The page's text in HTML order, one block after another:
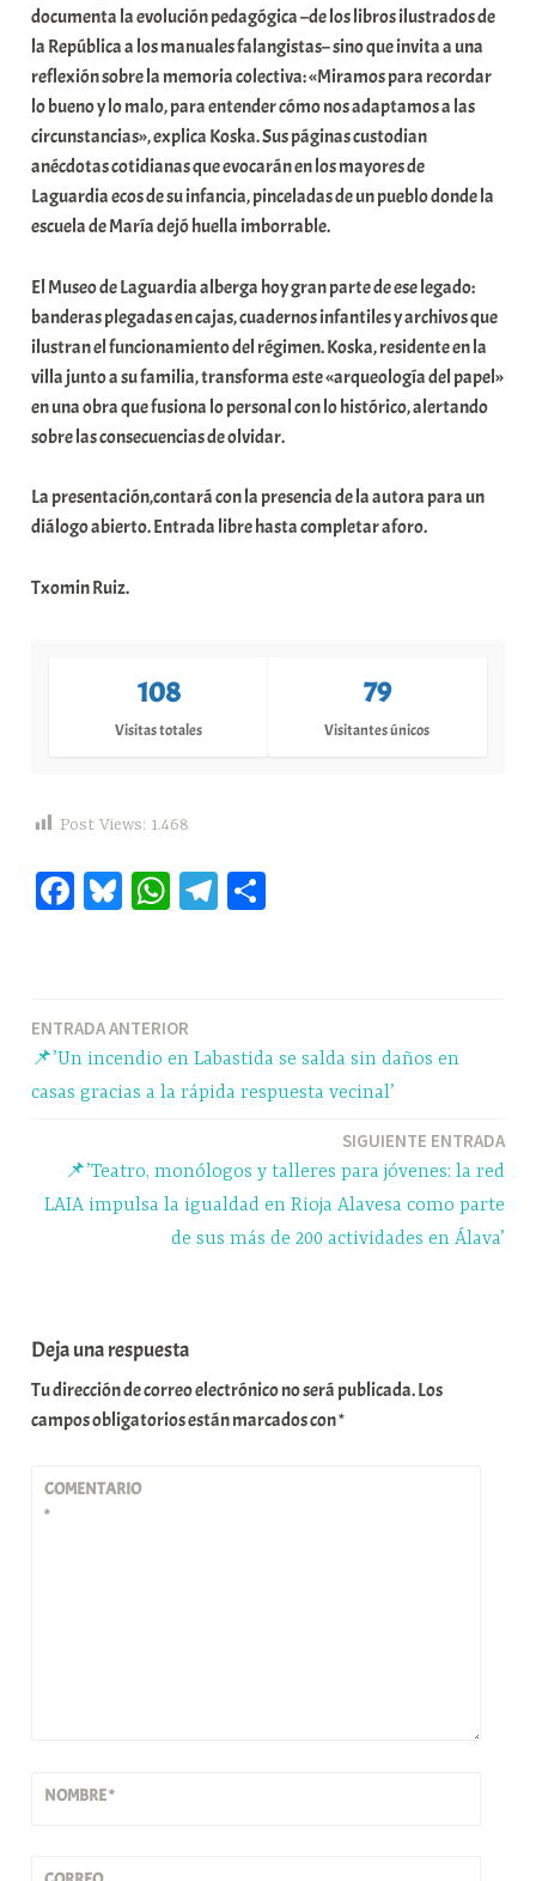
documenta la evolución pedagógica –de los libros ilustrados de
la República a los manuales falangistas– sino que invita a una
reflexión sobre la memoria colectiva: «Miramos para recordar
lo bueno y lo malo, para entender cómo nos adaptamos a las
circunstancias», explica Koska. Sus páginas custodian
anécdotas cotidianas que evocarán en los mayores de
Laguardia ecos de su infancia, pinceladas de un pueblo donde la
escuela de María dejó huella imborrable.
El Museo de Laguardia alberga hoy gran parte de ese legado:
banderas plegadas en cajas, cuadernos infantiles y archivos que
ilustran el funcionamiento del régimen. Koska, residente en la
villa junto a su familia, transforma este «arqueología del papel»
en una obra que fusiona lo personal con lo histórico, alertando
sobre las consecuencias de olvidar.
La presentación,contará con la presencia de la autora para un
diálogo abierto. Entrada libre hasta completar aforo.
Txomin Ruiz.
108
Visitas totales
79
Visitantes únicos
Post Views: 1.468
Fa Bl W
pp
Te
m rti
r
Navegación
ENTRADA ANTERIOR
📌’Un incendio en Labastida se salda sin daños en
casas gracias a la rápida respuesta vecinal’
SIGUIENTE ENTRADA
📌’Teatro, monólogos y talleres para jóvenes: la red
LAIA impulsa la igualdad en Rioja Alavesa como parte
de sus más de 200 actividades en Álava’
Deja una respuesta
Tu dirección de correo electrónico no será publicada.Los
campos obligatorios están marcados con*
COMENTARIO
*
NOMBRE*